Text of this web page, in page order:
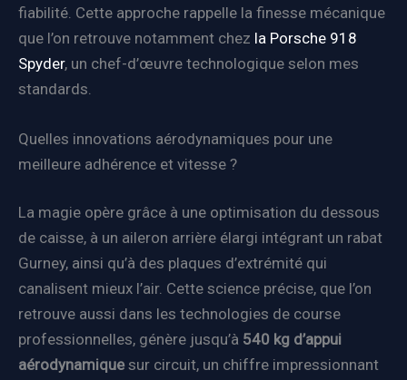
fiabilité. Cette approche rappelle la finesse mécanique
que l’on retrouve notamment chez la Porsche 918
Spyder, un chef-d’œuvre technologique selon mes
standards.
Quelles innovations aérodynamiques pour une
meilleure adhérence et vitesse ?
La magie opère grâce à une optimisation du dessous
de caisse, à un aileron arrière élargi intégrant un rabat
Gurney, ainsi qu’à des plaques d’extrémité qui
canalisent mieux l’air. Cette science précise, que l’on
retrouve aussi dans les technologies de course
professionnelles, génère jusqu’à 540 kg d’appui
aérodynamiquesur circuit, un chiffre impressionnant